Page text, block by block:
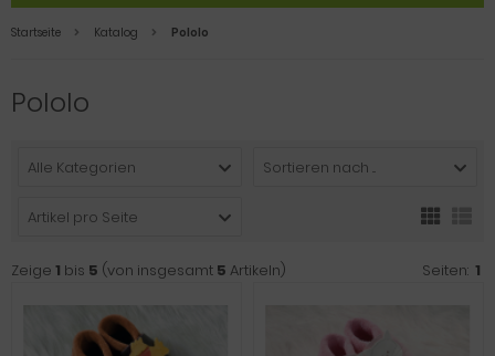
Startseite Katalog Pololo
Pololo
Alle Kategorien Sortieren nach ...
Artikel pro Seite
Zeige 1 bis 5 (von insgesamt 5 Artikeln) Seiten: 1